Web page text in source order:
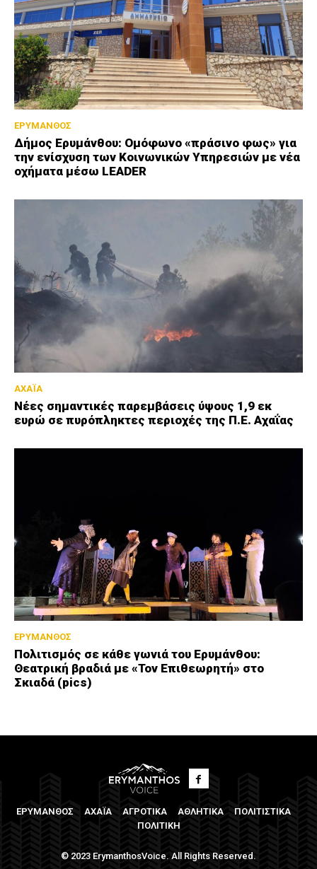
ΕΡΥΜΑΝΘΟΣ
Δήμος Ερυμάνθου: Ομόφωνο «πράσινο φως» για
την ενίσχυση των Κοινωνικών Υπηρεσιών με νέα
οχήματα μέσω LEADER
ΑΧΑΪΑ
Νέες σημαντικές παρεμβάσεις ύψους 1,9 εκ
ευρώ σε πυρόπληκτες περιοχές της Π.Ε. Αχαΐας
ΕΡΥΜΑΝΘΟΣ
Πολιτισμός σε κάθε γωνιά του Ερυμάνθου:
Θεατρική βραδιά με «Τον Επιθεωρητή» στο
Σκιαδά (pics)
ΕΡΥΜΑΝΘΟΣ ΑΧΑΪΑ ΑΓΡΟΤΙΚΑ ΑΘΛΗΤΙΚΑ
ΠΟΛΙΤΙΣΤΙΚΑ
ΠΟΛΙΤΙΚΗ
© 2023 ErymanthosVoice. All Rights Reserved.